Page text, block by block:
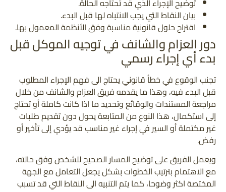
بيان النقاط التي يجب الانتباه لها قبل البدء.
اقتراح حلول قانونية مناسبة وفق الأنظمة المعمول بها.
دور العزام والشانف في توجيه الموكل قبل
بدء أي إجراء رسمي
تجنب الوقوع في خطأ قانوني يحتاج الى فهم الإجراء المطلوب
قبل البدء فيه، وهذا ما يقدمه فريق العزام والشانف من خلال
مراجعة المستندات والوقائع وتحديد ما اذا كانت كاملة أو تحتاج
إلى استكمال، هذا النوع من المتابعة يحول دون تقديم طلبات
غير مكتملة أو السير في إجراء غير مناسب قد يؤدي إلى تأخير أو
رفض.
ويعمل الفريق على توضيح المسار الصحيح للشخص وفق حالته،
مع الاهتمام بترتيب الخطوات بشكل يجعل التعامل مع الجهة
المختصة اكثر وضوحا، كما يتم التنبيه الى النقاط التي قد تسبب